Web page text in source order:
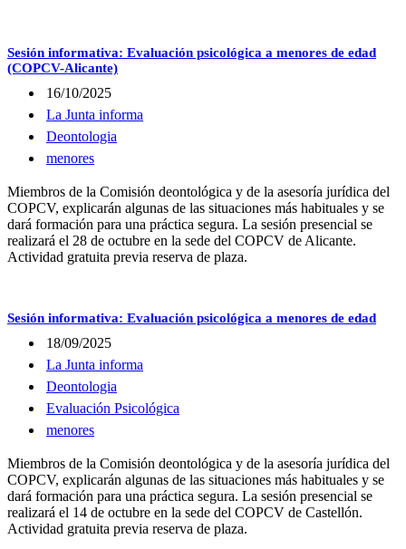
Sesión informativa: Evaluación psicológica a menores de edad
(COPCV-Alicante)
16/10/2025
La Junta informa
Deontologia
menores
Miembros de la Comisión deontológica y de la asesoría jurídica del
COPCV, explicarán algunas de las situaciones más habituales y se
dará formación para una práctica segura. La sesión presencial se
realizará el 28 de octubre en la sede del COPCV de Alicante.
Actividad gratuita previa reserva de plaza.
Sesión informativa: Evaluación psicológica a menores de edad
18/09/2025
La Junta informa
Deontologia
Evaluación Psicológica
menores
Miembros de la Comisión deontológica y de la asesoría jurídica del
COPCV, explicarán algunas de las situaciones más habituales y se
dará formación para una práctica segura. La sesión presencial se
realizará el 14 de octubre en la sede del COPCV de Castellón.
Actividad gratuita previa reserva de plaza.